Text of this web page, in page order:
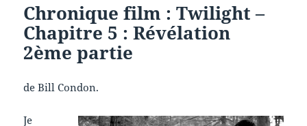
Chronique film : Twilight –
Chapitre 5 : Révélation
2ème partie
de Bill Condon.
Je